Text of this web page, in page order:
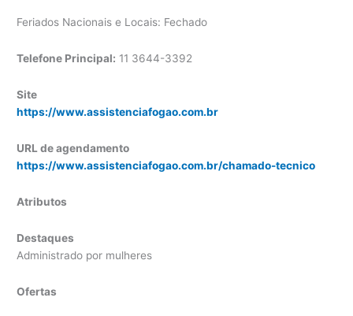
Feriados Nacionais e Locais: Fechado
Telefone Principal: 11 3644-3392
Site
https://www.assistenciafogao.com.br
URL de agendamento
https://www.assistenciafogao.com.br/chamado-tecnico
Atributos
Destaques
Administrado por mulheres
Ofertas